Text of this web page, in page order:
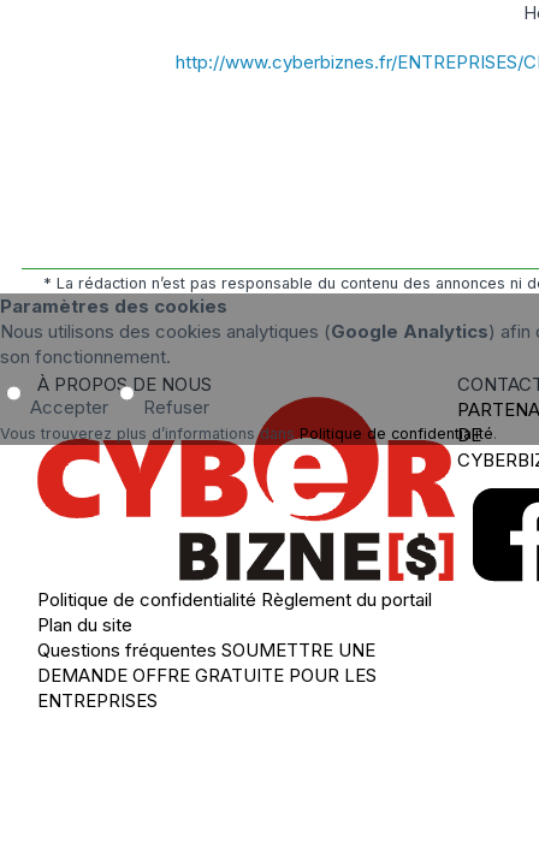
http://www.cyberbiznes.fr/ENTREPRISES/
* La rédaction n’est pas responsable du contenu des annonces ni
Paramètres des cookies
Nous utilisons des cookies analytiques (Google Analytics) afin
son fonctionnement.
Accepter Refuser
Vous trouverez plus d’informations dansPolitique de confidentialité.
À PROPOS DE NOUS
Politique de confidentialité Règlement du portail
Plan du site
Questions fréquentes SOUMETTRE UNE
DEMANDE OFFRE GRATUITE POUR LES
ENTREPRISES
DE